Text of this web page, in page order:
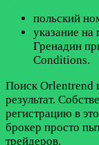
польский
указание на
Гренадин
Conditions.
Поиск Orlentrend
результат.
регистрацию в
брокер просто
трейдеров.